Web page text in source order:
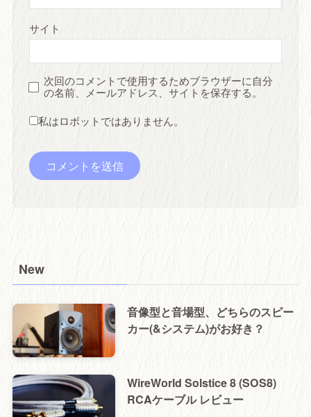
サイト
次回のコメントで使用するためブラウザーに自分
の名前、メールアドレス、サイトを保存する。
私はロボットではありません。
New
音像型と音場型、どちらのスピー
カー(&システム)がお好き？
WireWorld Solstice 8 (SOS8)
RCAケーブル レビュー